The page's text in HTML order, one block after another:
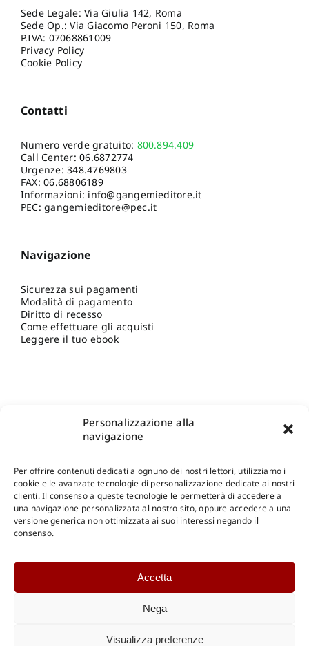
Personalizzazione alla
navigazione
Per offrire contenuti dedicati a ognuno dei nostri lettori, utilizziamo i
cookie e le avanzate tecnologie di personalizzazione dedicate ai nostri
clienti. Il consenso a queste tecnologie le permetterà di accedere a
una navigazione personalizzata al nostro sito, oppure accedere a una
versione generica non ottimizzata ai suoi interessi negando il
consenso.
Accetta
Nega
Visualizza preferenze
Sede Legale: Via Giulia 142, Roma
Sede Op.: Via Giacomo Peroni 150, Roma
P.IVA: 07068861009
Privacy Policy
Cookie Policy
Contatti
Numero verde gratuito: 800.894.409
Call Center:06.6872774
Urgenze:348.4769803
FAX: 06.68806189
Informazioni: info@gangemieditore.it
PEC: gangemieditore@pec.it
Navigazione
Sicurezza sui pagamenti
Modalità di pagamento
Diritto di recesso
Come effettuare gli acquisti
Leggere il tuo ebook
Shop Gangemi Editore-Pagamenti Sicuri e anche Rateali
Catalogo Online
Catalogo Internazionale
DOWNLOAD
Catalogo Internazionale